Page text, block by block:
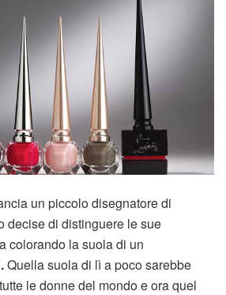
un piccolo disegnatore di
decise di distinguere le sue
colorando la suola di un
Quella suola di lì a poco sarebbe
le donne del mondo e ora quel